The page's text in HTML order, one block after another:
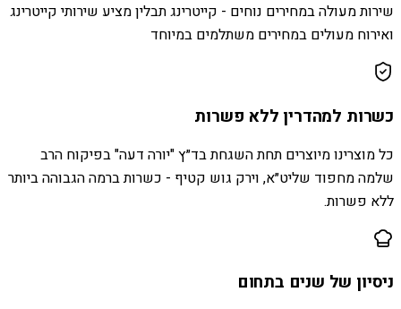
שירות מעולה במחירים נוחים - קייטרינג תבלין מציע שירותי קייטרינג
ואירוח מעולים במחירים משתלמים במיוחד
כשרות למהדרין ללא פשרות
כל מוצרינו מיוצרים תחת השגחת בד״ץ "יורה דעה" בפיקוח הרב
שלמה מחפוד שליט״א, וירק גוש קטיף - כשרות ברמה הגבוהה ביותר
ללא פשרות.
ניסיון של שנים בתחום